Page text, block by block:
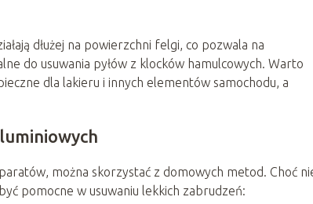
dłużej na powierzchni felgi, co pozwala na
do usuwania pyłów z klocków hamulcowych. Warto
dla lakieru i innych elementów samochodu, a
można skorzystać z domowych metod. Choć
pomocne w usuwaniu lekkich zabrudzeń: